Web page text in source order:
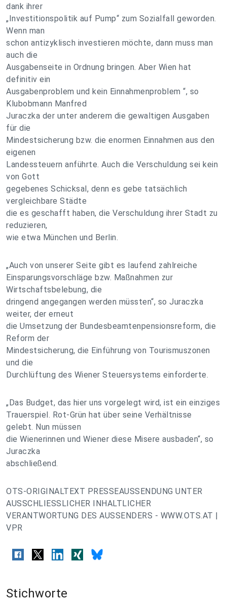
dank ihrer
„Investitionspolitik auf Pump“ zum Sozialfall geworden.
Wenn man
schon antizyklisch investieren möchte, dann muss man
auch die
Ausgabenseite in Ordnung bringen. Aber Wien hat
definitiv ein
Ausgabenproblem und kein Einnahmenproblem “, so
Klubobmann Manfred
Juraczka der unter anderem die gewaltigen Ausgaben
für die
Mindestsicherung bzw. die enormen Einnahmen aus den
eigenen
Landessteuern anführte. Auch die Verschuldung sei kein
von Gott
gegebenes Schicksal, denn es gebe tatsächlich
vergleichbare Städte
die es geschafft haben, die Verschuldung ihrer Stadt zu
reduzieren,
wie etwa München und Berlin.
„Auch von unserer Seite gibt es laufend zahlreiche
Einsparungsvorschläge bzw. Maßnahmen zur
Wirtschaftsbelebung, die
dringend angegangen werden müssten“, so Juraczka
weiter, der erneut
die Umsetzung der Bundesbeamtenpensionsreform, die
Reform der
Mindestsicherung, die Einführung von Tourismuszonen
und die
Durchlüftung des Wiener Steuersystems einforderte.
„Das Budget, das hier uns vorgelegt wird, ist ein einziges
Trauerspiel. Rot-Grün hat über seine Verhältnisse
gelebt. Nun müssen
die Wienerinnen und Wiener diese Misere ausbaden“, so
Juraczka
abschließend.
OTS-ORIGINALTEXT PRESSEAUSSENDUNG UNTER
AUSSCHLIESSLICHER INHALTLICHER
VERANTWORTUNG DES AUSSENDERS - WWW.OTS.AT |
VPR
Stichworte